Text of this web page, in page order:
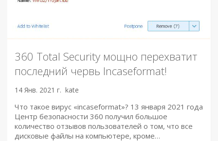
360 Total Security мощно перехватит
последний червь Incaseformat!
14 Янв. 2021 г. kate
Что такое вирус «incaseformat»? 13 января 2021 года
Центр безопасности 360 получил большое
количество отзывов пользователей о том, что все
дисковые файлы на компьютере, кроме…